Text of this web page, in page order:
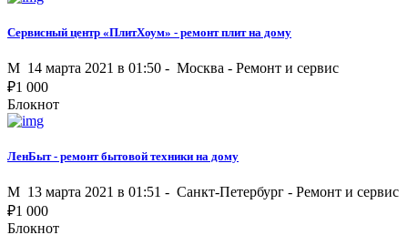
Сервисный центр «ПлитХоум» - ремонт плит на дому
M 14 марта 2021 в 01:50 - Москва - Ремонт и сервис
₽1 000
Блокнот
ЛенБыт - ремонт бытовой техники на дому
M 13 марта 2021 в 01:51 - Санкт-Петербург - Ремонт и сервис
₽1 000
Блокнот